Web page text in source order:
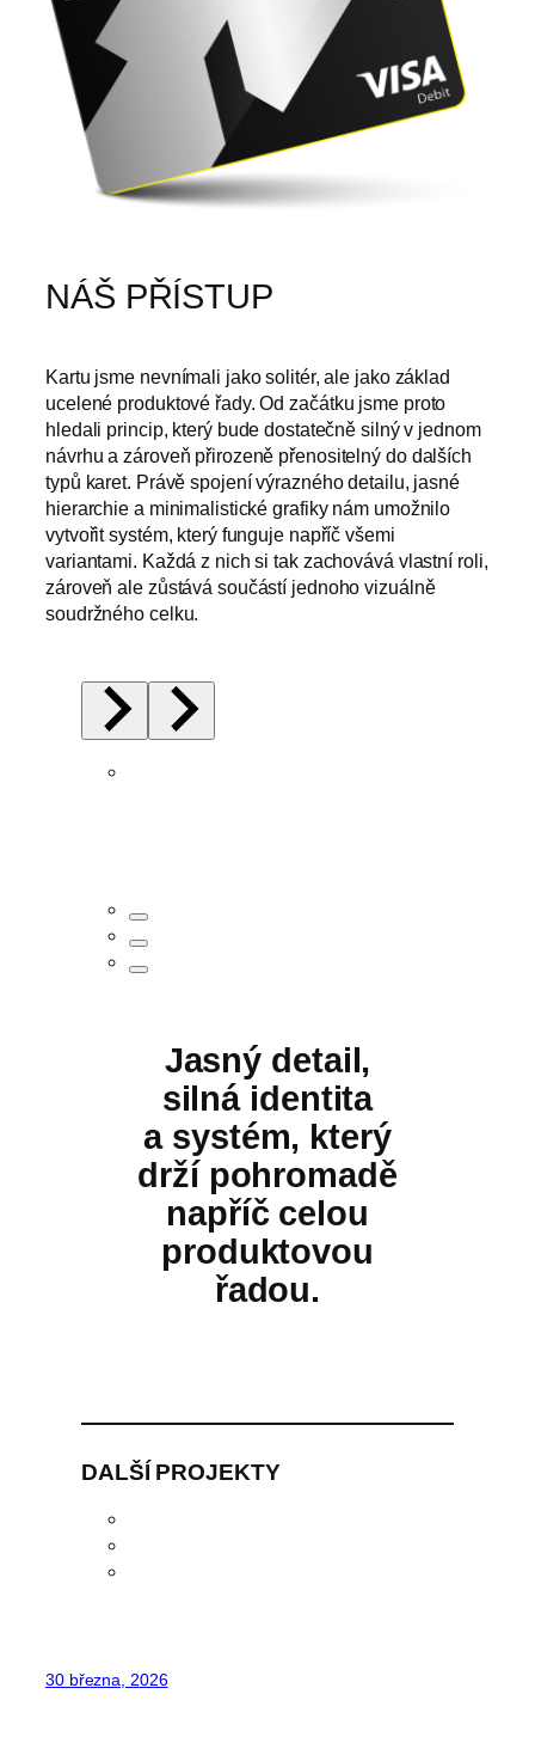
NÁŠ PŘÍSTUP
Kartu jsme nevnímali jako solitér, ale jako základ
ucelené produktové řady. Od začátku jsme proto
hledali princip, který bude dostatečně silný v jednom
návrhu a zároveň přirozeně přenositelný do dalších
typů karet. Právě spojení výrazného detailu, jasné
hierarchie a minimalistické grafiky nám umožnilo
vytvořit systém, který funguje napříč všemi
variantami. Každá z nich si tak zachovává vlastní roli,
zároveň ale zůstává součástí jednoho vizuálně
soudržného celku.
Jasný detail,
silná identita
a systém, který
drží pohromadě
napříč celou
produktovou
řadou.
DALŠÍ PROJEKTY
30 března, 2026